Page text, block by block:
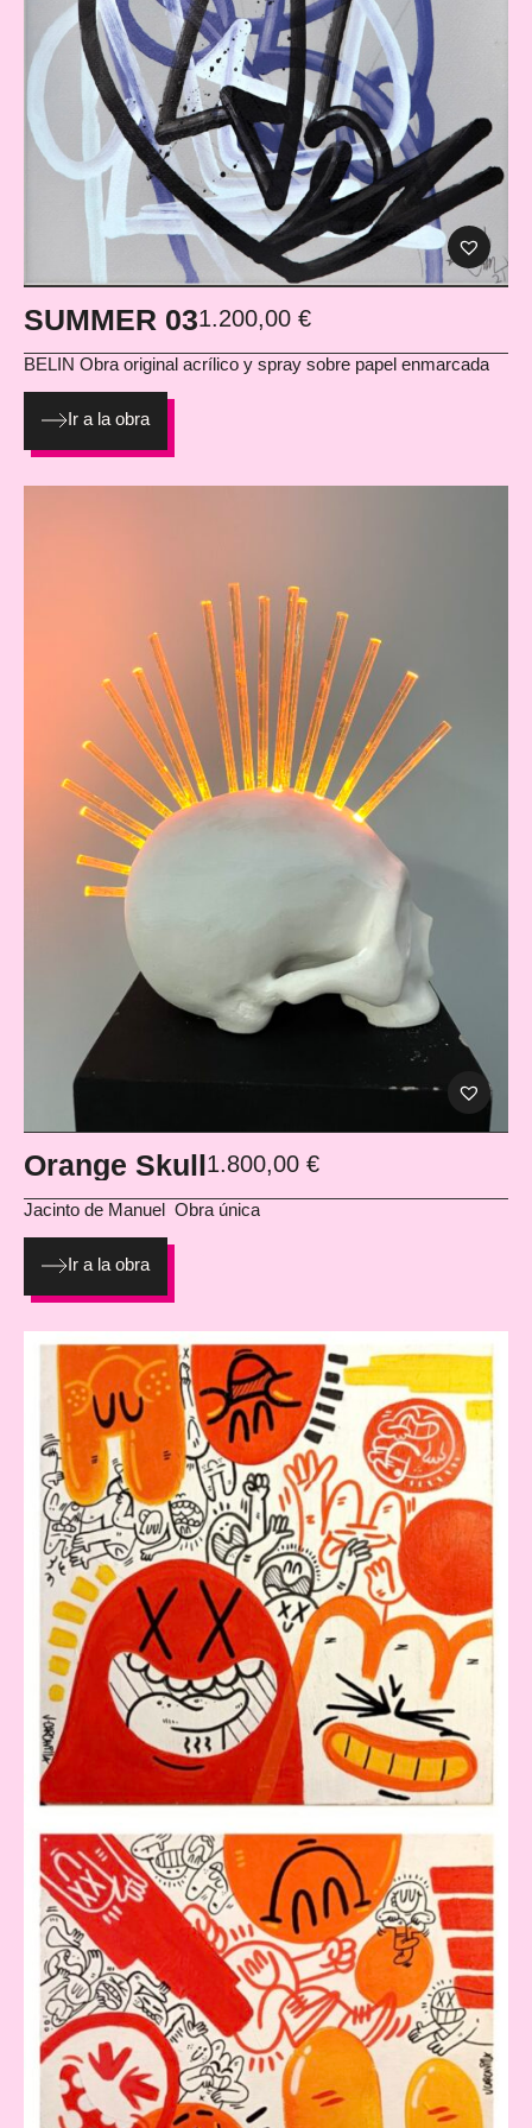
SUMMER 031.200,00 €
BELIN Obra original acrílico y spray sobre papel enmarcada
Ir a la obra
Orange Skull1.800,00 €
Jacinto de Manuel Obra única
Ir a la obra